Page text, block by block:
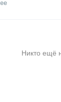
Никто ещё